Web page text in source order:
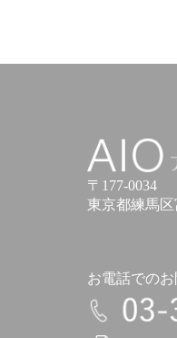
アイオ産業株
〒177-0034
東京都練馬区
お電話での